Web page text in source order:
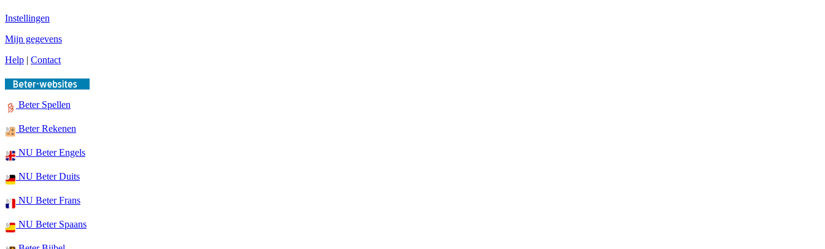
Instellingen
Mijn gegevens
Help | Contact
Beter Spellen
Beter Rekenen
NU Beter Engels
NU Beter Duits
NU Beter Frans
NU Beter Spaans